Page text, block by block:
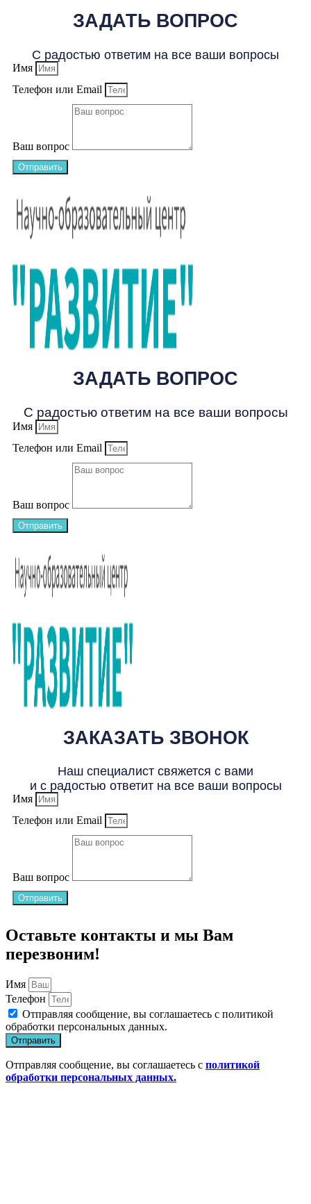
ЗАДАТЬ ВОПРОС
С радостью ответим на все ваши вопросы
Имя
Телефон или Email
Ваш вопрос
Отправить
ЗАДАТЬ ВОПРОС
С радостью ответим на все ваши вопросы
Имя
Телефон или Email
Ваш вопрос
Отправить
ЗАКАЗАТЬ ЗВОНОК
Наш специалист свяжется с вами
и с радостью ответит на все ваши вопросы
Имя
Телефон или Email
Ваш вопрос
Отправить
Оставьте контакты и мы Вам
перезвоним!
Имя
Телефон
Отправляя сообщение, вы соглашаетесь с политикой
обработки персональных данных.
Отправить
Отправляя сообщение, вы соглашаетесь с политикой
обработки персональных данных.